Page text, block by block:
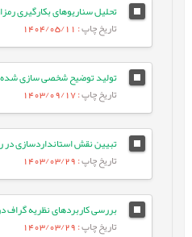
تحلیل سناریو‌های بکارگیری
تاریخ چاپ: 1404/05/11
تاریخ چاپ: 1403/09/17
تاریخ چاپ: 1403/03/29
بررسی کاربردهای نظریه گراف در
تاریخ چاپ: 1403/03/29